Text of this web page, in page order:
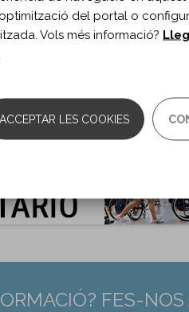
2021
Med Rehabil. 2021;102(4)
document:Article
document:
j.apmr.2020.10.136
FES-
del portal o
Vols més informació?
ACCEPTAR LES COOKIES